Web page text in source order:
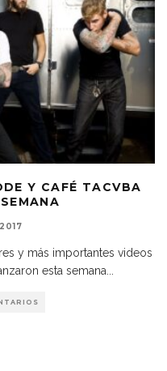
Y CAFÉ TACVBA
y más importantes videos
esta semana